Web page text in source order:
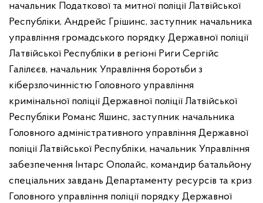
начальник Податкової та митної поліції Латвійської
Республіки, Андрейс Грішинс, заступник начальника
управління громадського порядку Державної поліції
Латвійської Республіки в регіоні Риги Сергійс
Галілєєв, начальник Управління боротьби з
кіберзлочинністю Головного управління
кримінальної поліції Державної поліції Латвійської
Республіки Романс Яшинс, заступник начальника
Головного адміністративного управління Державної
поліції Латвійської Республіки, начальник Управління
забезпечення Інтарс Ополайс, командир батальйону
спеціальних завдань Департаменту ресурсів та криз
Головного управління поліції порядку Державної